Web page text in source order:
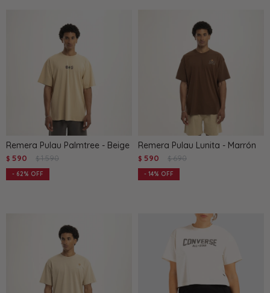
Remera Pulau Palmtree - Beige
$ 590 $ 1.590
62
Remera Pulau Lunita - Marrón
$ 590 $ 690
14